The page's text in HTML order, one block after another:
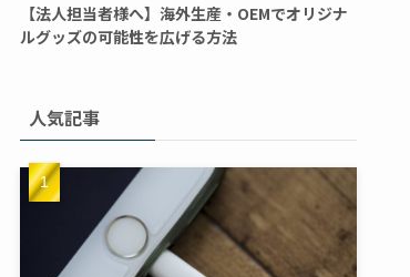
【法人担当者様へ】海外生産・OEMでオリジナ
ルグッズの可能性を広げる方法
人気記事